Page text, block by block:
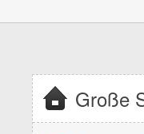
Große